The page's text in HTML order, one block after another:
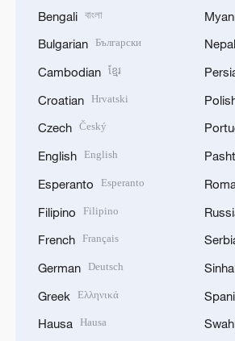
Bengali বাংলা
Bulgarian Български
Cambodian ខ្មែរ
Croatian Hrvatski
Czech Český
English English
Esperanto Esperanto
Filipino Filipino
French Français
German Deutsch
Greek Ελληνικά
Hausa Hausa